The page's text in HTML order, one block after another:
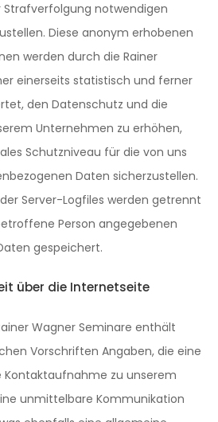
notwendigen
Diese anonym erhobenen
werden durch die Rainer
einerseits statistisch und ferner
den Datenschutz und die
Unternehmen zu erhöhen,
Schutzniveau für die von uns
Daten sicherzustellen.
Server-Logfiles werden getrennt
Person angegebenen
gespeichert.
über die Internetseite
Wagner Seminare enthält
Vorschriften Angaben, die eine
Kontaktaufnahme zu unserem
unmittelbare Kommunikation